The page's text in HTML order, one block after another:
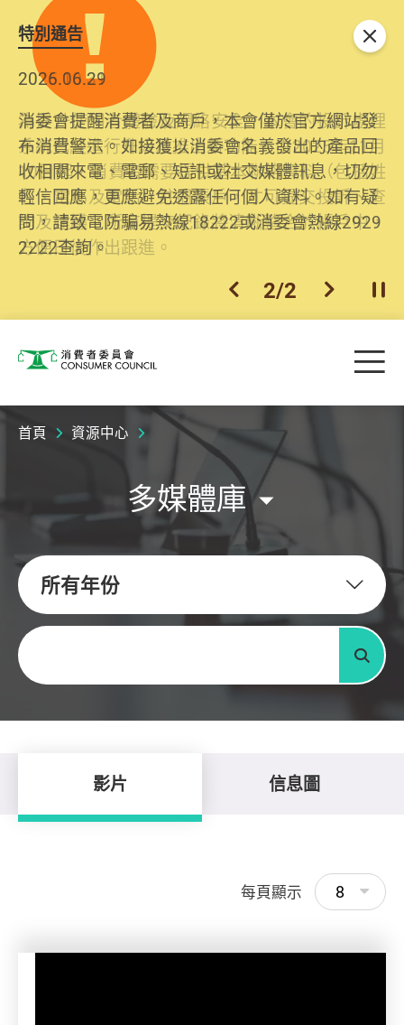
特別通告
2026.06.29
消委會提醒消費者及商戶，本會僅於官方網站發
布消費警示。如接獲以消委會名義發出的產品回
收相關來電、電郵、短訊或社交媒體訊息，切勿
輕信回應，更應避免透露任何個人資料。如有疑
問，請致電防騙易熱線18222或消委會熱線2929
2222查詢。
2025.10.31
為提升使用者體驗及網絡安全，本會的投訴處理
系統已經進行升級及推出新功能。由2025年11月
10日起，消費者需要提供基本聯絡資料（包括姓
名、電郵及電話）註冊帳戶，才可提交投訴、查
詢及建議。所有提交紀錄將清晰整合於帳戶中，
方便日後作出跟進。
上一個
2/2 下一個開
關閉
消費者委員會 目
首頁 資源中心
多媒體庫
所有年份
關鍵字
搜尋
影片 信息圖
每頁顯示 8